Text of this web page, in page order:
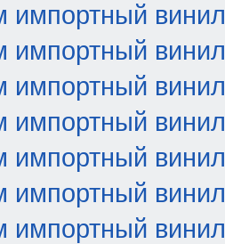
импортный винил
импортный винил
импортный винил
импортный винил
импортный винил
импортный винил
импортный винил